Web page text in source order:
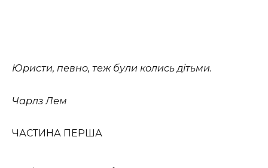
Юристи, певно, теж були колись дітьми.
Чарлз Лем
ЧАСТИНА ПЕРША